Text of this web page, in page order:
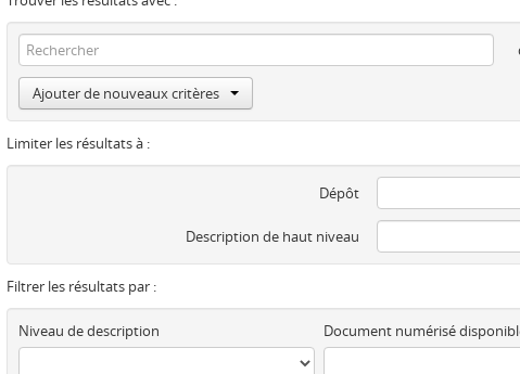
Ajouter de nouveaux critères
Limiter les résultats à :
Dépôt
Description de haut niveau
Filtrer les résultats par :
Niveau de description Document numérisé